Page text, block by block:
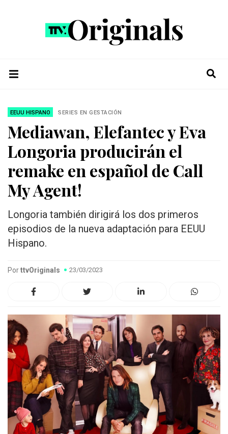
EEUU HISPANO SERIES EN GESTACIÓN
Mediawan, Elefantec y Eva
Longoria producirán el
remake en español de Call
My Agent!
Longoria también dirigirá los dos primeros
episodios de la nueva adaptación para EEUU
Hispano.
PorttvOriginals 23/03/2023